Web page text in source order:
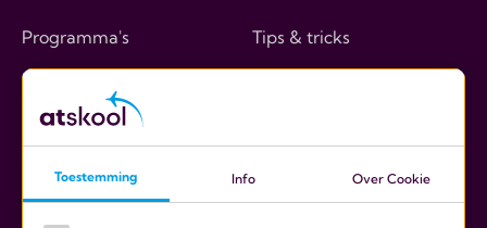
Programma's
Hoe werkt het
Kosten
Scholen
Tips & tricks
Toestemming Info Over Cookie